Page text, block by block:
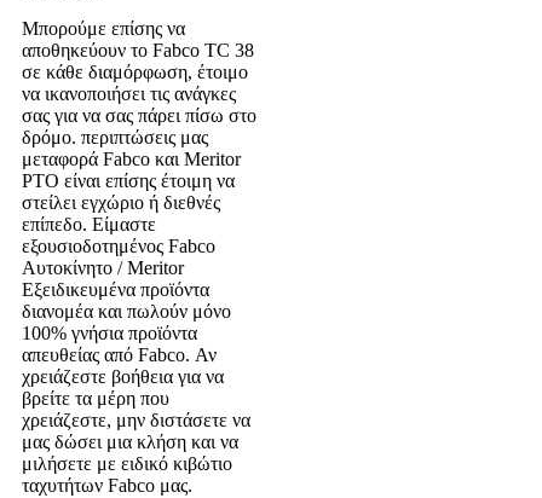
Μπορούμε επίσης να
αποθηκεύουν το Fabco TC 38
σε κάθε διαμόρφωση, έτοιμο
να ικανοποιήσει τις ανάγκες
σας για να σας πάρει πίσω στο
δρόμο. περιπτώσεις μας
μεταφορά Fabco και Meritor
PTO είναι επίσης έτοιμη να
στείλει εγχώριο ή διεθνές
επίπεδο. Είμαστε
εξουσιοδοτημένος Fabco
Αυτοκίνητο / Meritor
Εξειδικευμένα προϊόντα
διανομέα και πωλούν μόνο
100% γνήσια προϊόντα
απευθείας από Fabco. Αν
χρειάζεστε βοήθεια για να
βρείτε τα μέρη που
χρειάζεστε, μην διστάσετε να
μας δώσει μια κλήση και να
μιλήσετε με ειδικό κιβώτιο
ταχυτήτων Fabco μας.